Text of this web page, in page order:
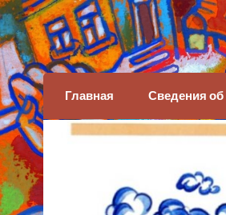
Детская
Главная Сведения об